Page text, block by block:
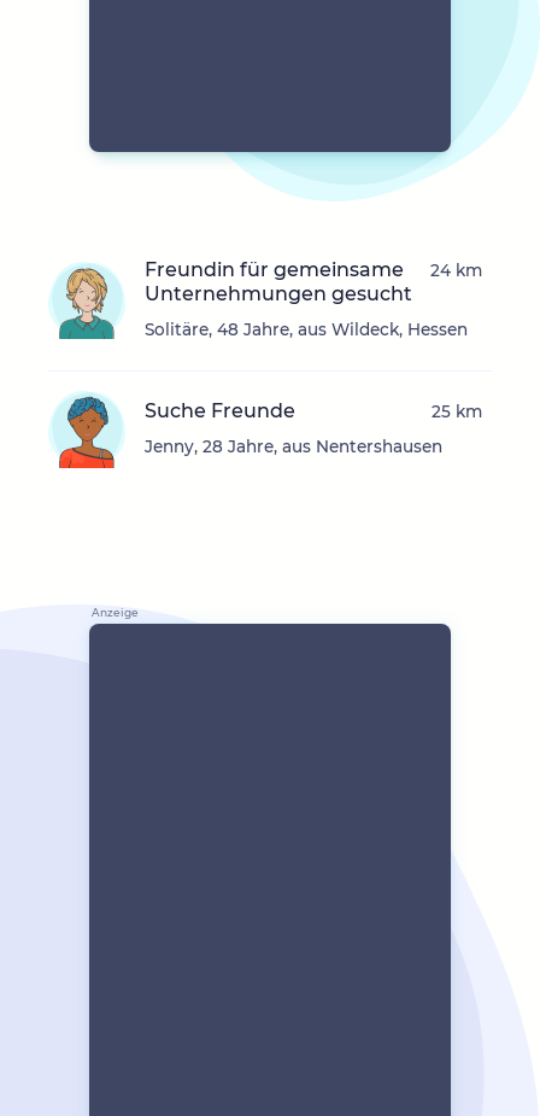
Freundin für gemeinsame
Unternehmungen gesucht
Solitäre, 48 Jahre, aus Wildeck, Hessen
24 km
Suche Freunde
Jenny, 28 Jahre, aus Nentershausen
25 km